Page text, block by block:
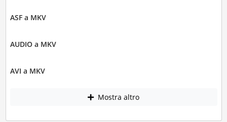
ASF a MKV
AUDIO a MKV
AVI a MKV
Mostra altro